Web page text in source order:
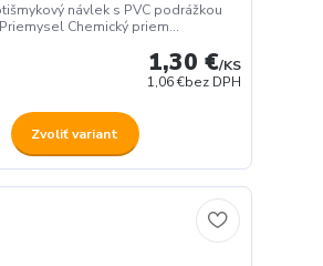
návlek s PVC podrážkou
Chemický priem...
1,30 €/KS
1,06 €bez DPH
Zvoliť variant